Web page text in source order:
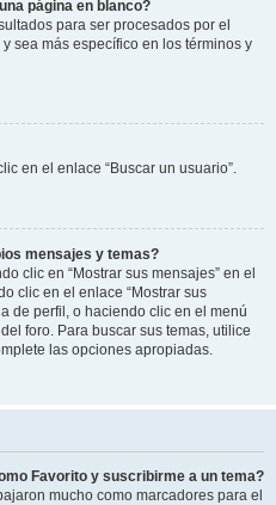
página en blanco?
para ser procesados por el
sea más específico en los términos y
en el enlace “Buscar un usuario”.
mensajes y temas?
clic en “Mostrar sus mensajes” en el
clic en el enlace “Mostrar sus
de perfil, o haciendo clic en el menú
foro. Para buscar sus temas, utilice
las opciones apropiadas.
Favorito y suscribirme a un tema?
mucho como marcadores para el